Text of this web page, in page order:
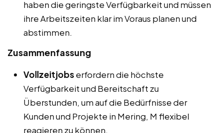
haben die geringste Verfügbarkeit und müssen
ihre Arbeitszeiten klar im Voraus planen und
abstimmen.
Zusammenfassung
Vollzeitjobserfordern die höchste
Verfügbarkeit und Bereitschaft zu
Überstunden, um auf die Bedürfnisse der
Kunden und Projekte in Mering, M flexibel
reagieren zu können.